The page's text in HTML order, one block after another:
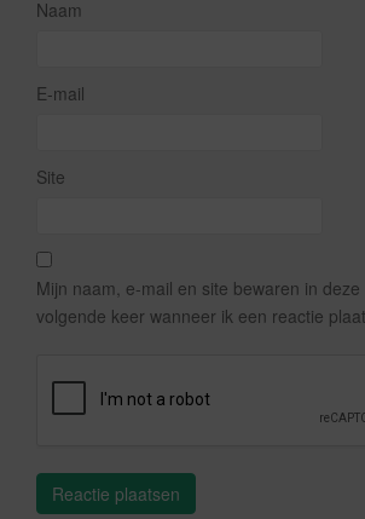
Naam
E-mail
Site
Mijn naam, e-mail en site bewaren in
volgende keer wanneer ik een reactie